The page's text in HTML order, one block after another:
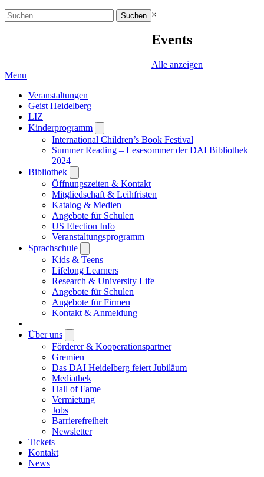
Suchen
nach:
×
Events
Alle anzeigen
Menu
Veranstaltungen
Geist Heidelberg
LIZ
Kinderprogramm
submenu
International Children’s Book Festival
Summer Reading – Lesesommer der DAI Bibliothek
2024
Bibliothek
submenu
Öffnungszeiten & Kontakt
Mitgliedschaft & Leihfristen
Katalog & Medien
Angebote für Schulen
US Election Info
Veranstaltungsprogramm
Sprachschule
submenu
Kids & Teens
Lifelong Learners
Research & University Life
Angebote für Schulen
Angebote für Firmen
Kontakt & Anmeldung
|
Über uns
submenu
Förderer & Kooperationspartner
Gremien
Das DAI Heidelberg feiert Jubiläum
Mediathek
Hall of Fame
Vermietung
Jobs
Barrierefreiheit
Newsletter
Tickets
Kontakt
News